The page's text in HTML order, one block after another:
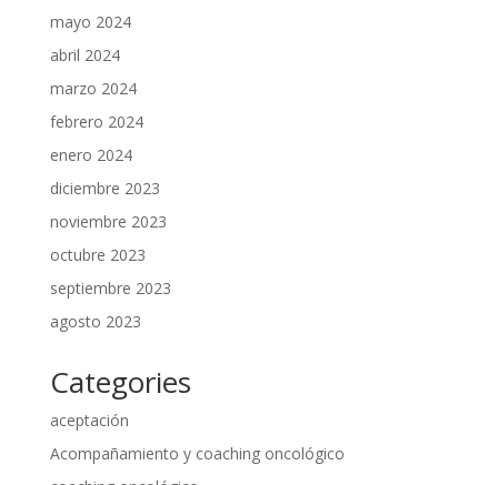
mayo 2024
abril 2024
marzo 2024
febrero 2024
enero 2024
diciembre 2023
noviembre 2023
octubre 2023
septiembre 2023
agosto 2023
Categories
aceptación
Acompañamiento y coaching oncológico